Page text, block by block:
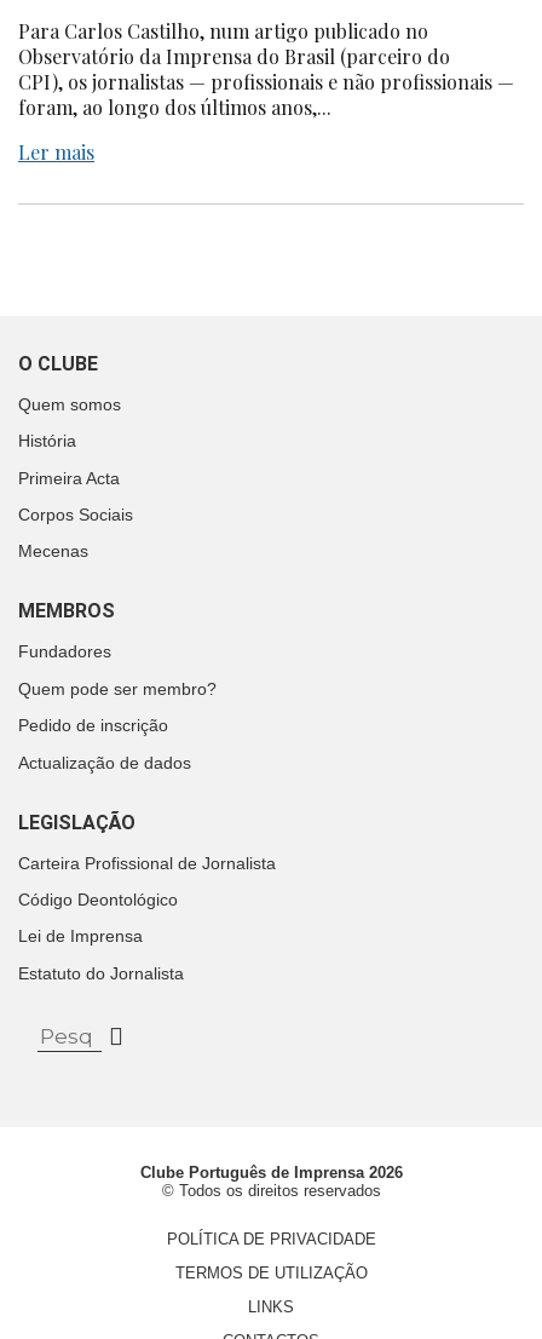
Para Carlos Castilho, num artigo publicado no
Observatório da Imprensa do Brasil (parceiro do
CPI), os jornalistas — profissionais e não profissionais —
foram, ao longo dos últimos anos,...
Ler mais
O CLUBE
Quem somos
História
Primeira Acta
Corpos Sociais
Mecenas
MEMBROS
Fundadores
Quem pode ser membro?
Pedido de inscrição
Actualização de dados
LEGISLAÇÃO
Carteira Profissional de Jornalista
Código Deontológico
Lei de Imprensa
Estatuto do Jornalista
Clube Português de Imprensa 2026
© Todos os direitos reservados
POLÍTICA DE PRIVACIDADE
TERMOS DE UTILIZAÇÃO
LINKS